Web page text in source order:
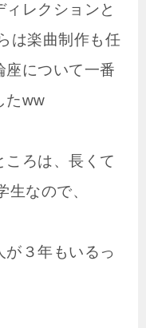
レクションと
は楽曲制作も任
座について一番
たww
ろは、長くて
生なので、
３年もいるっ